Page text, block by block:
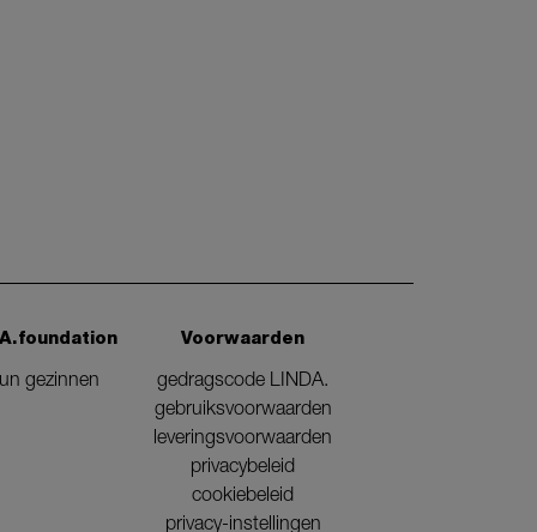
gezinnen
Voorwaarden
gedragscode LINDA.
gebruiksvoorwaarden
leveringsvoorwaarden
privacybeleid
cookiebeleid
privacy-instellingen